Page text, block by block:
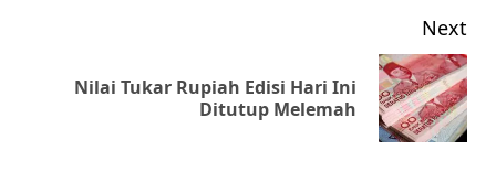
Next
NextNilai Tukar Rupiah Edisi Hari Ini
Ditutup Melemah